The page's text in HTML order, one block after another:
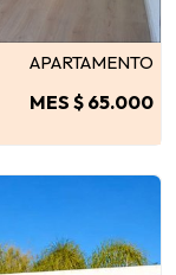
APARTAMENTO
MES $ 65.000